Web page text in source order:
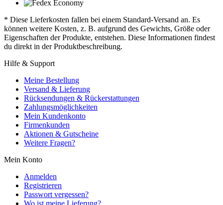
* Diese Lieferkosten fallen bei einem Standard-Versand an. Es
können weitere Kosten, z. B. aufgrund des Gewichts, Größe oder
Eigenschaften der Produkte, entstehen. Diese Informationen findest
du direkt in der Produktbeschreibung.
Hilfe & Support
Meine Bestellung
Versand & Lieferung
Rücksendungen & Rückerstattungen
Zahlungsmöglichkeiten
Mein Kundenkonto
Firmenkunden
Aktionen & Gutscheine
Weitere Fragen?
Mein Konto
Anmelden
Registrieren
Passwort vergessen?